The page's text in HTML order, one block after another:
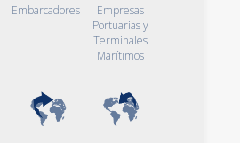
Embarcadores
Empresas
Portuarias y
Terminales
Marítimos